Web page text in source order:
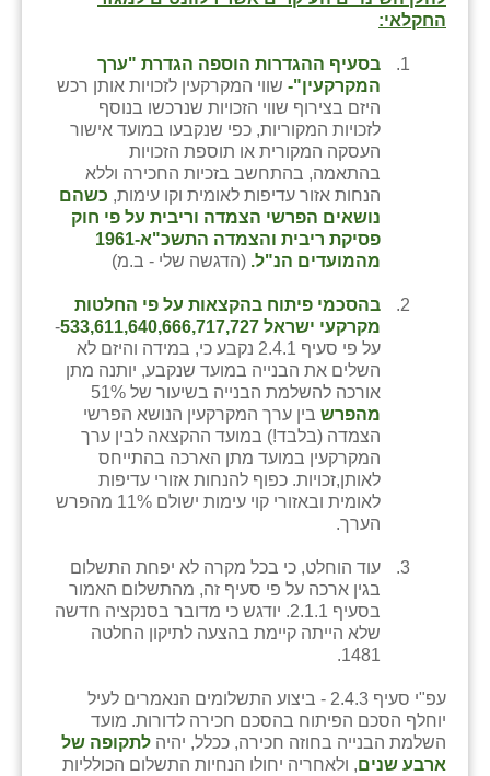
החקלאי:
בסעיף ההגדרות הוספה הגדרת "ערך
המקרקעין"- שווי המקרקעין לזכויות אותן רכש
היזם בצירוף שווי הזכויות שנרכשו בנוסף
לזכויות המקוריות, כפי שנקבעו במועד אישור
העסקה המקורית או תוספת הזכויות
בהתאמה, בהתחשב בזכיות החכירה וללא
הנחות אזור עדיפות לאומית וקו עימות, כשהם
נושאים הפרשי הצמדה וריבית על פי חוק
פסיקת ריבית והצמדה התשכ"א-1961
מהמועדים הנ"ל. (הדגשה שלי - ב.מ)
בהסכמי פיתוח בהקצאות על פי החלטות
מקרקעי ישראל 533,611,640,666,717,727
-
על פי סעיף 2.4.1 נקבע כי, במידה והיזם לא
השלים את הבנייה במועד שנקבע, יותנה מתן
אורכה להשלמת הבנייה בשיעור של 51%
מהפרש בין ערך המקרקעין הנושא הפרשי
הצמדה (בלבד!) במועד ההקצאה לבין ערך
המקרקעין במועד מתן הארכה בהתייחס
לאותן,זכויות. כפוף להנחות אזורי עדיפות
לאומית ובאזורי קוי עימות ישולם 11% מהפרש
הערך.
עוד הוחלט, כי בכל מקרה לא יפחת התשלום
בגין ארכה על פי סעיף זה, מהתשלום האמור
בסעיף 2.1.1. יודגש כי מדובר בסנקציה חדשה
שלא הייתה קיימת בהצעה לתיקון החלטה
1481.
עפ"י סעיף 2.4.3 - ביצוע התשלומים הנאמרים לעיל
יוחלף הסכם הפיתוח בהסכם חכירה לדורות. מועד
השלמת הבנייה בחוזה חכירה, ככלל, יהיה לתקופה של
ארבע שנים, ולאחריה יחולו הנחיות התשלום הכולליות
כפר שמריהו
מגשימים
נהריה (אג״ש)
רמות השבים
רמת הדר